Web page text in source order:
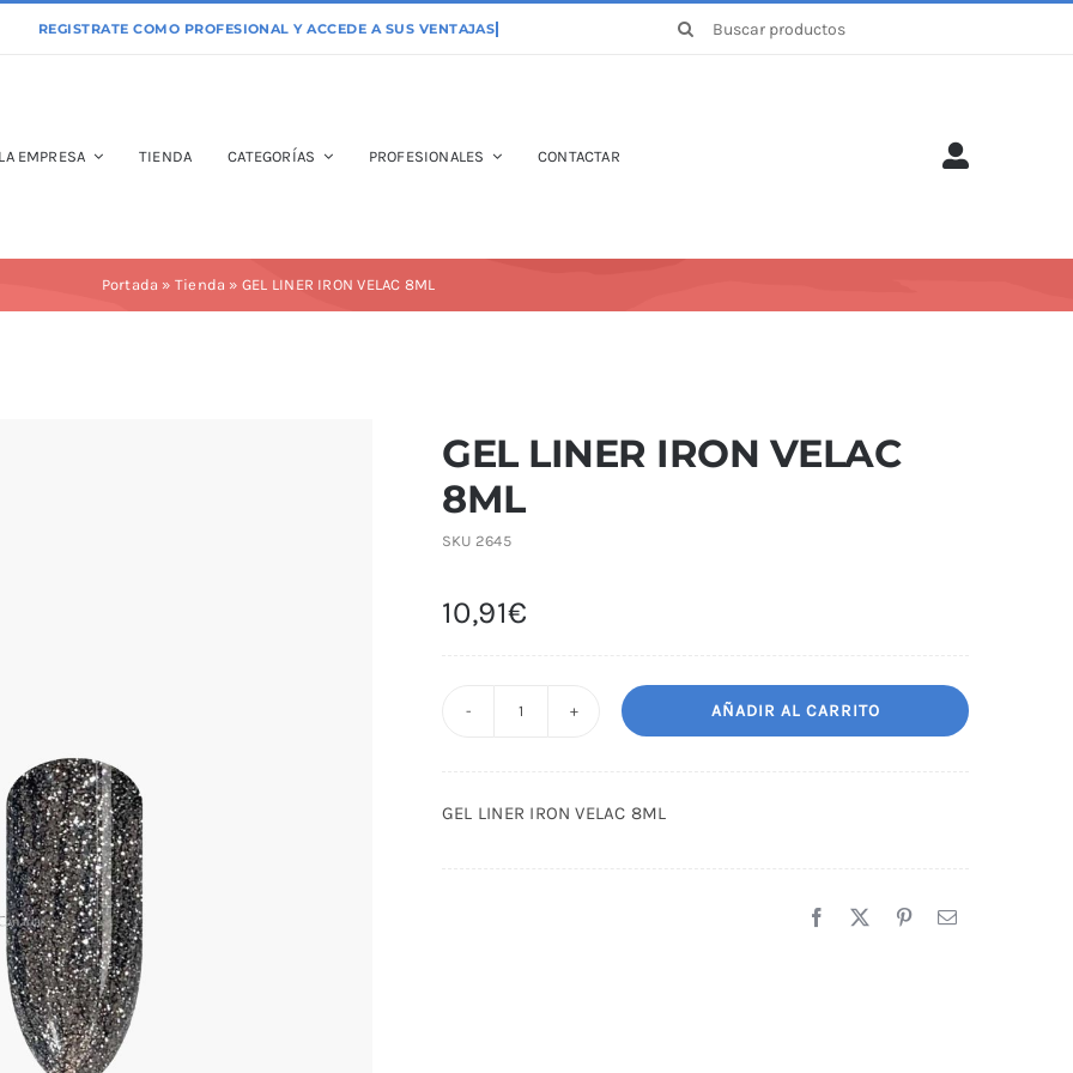
Buscar:
LA EMPRESA TIENDA CATEGORÍAS PROFESIONALES CONTACTAR
Portada » Tienda » GEL LINER IRON VELAC 8ML
GEL LINER IRON VELAC
8ML
SKU 2645
10,91€
VELAC
AÑADIR AL CARRITO
GEL LINER IRON VELAC 8ML